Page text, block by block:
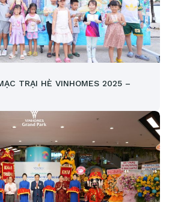
TRẠI HÈ VINHOMES 2025 –